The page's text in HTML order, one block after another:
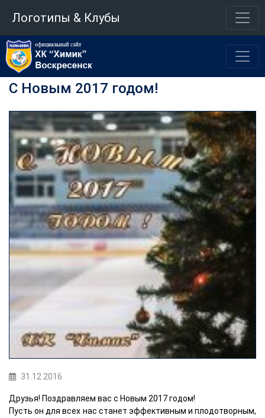
Логотипы & Клубы
С Новым 2017 годом!
31.12.2016
Друзья! Поздравляем вас с Новым 2017 годом!
Пусть он для всех нас станет эффективным и плодотворным,